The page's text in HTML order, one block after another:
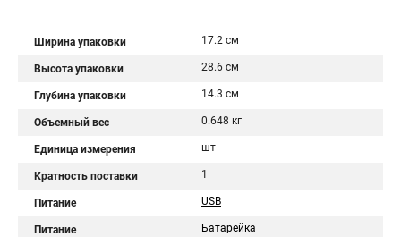
Ширина упаковки 17.2 см
Высота упаковки 28.6 см
Глубина упаковки 14.3 см
Объемный вес 0.648 кг
Единица измерения шт
Кратность поставки 1
Питание USB
Питание Батарейка